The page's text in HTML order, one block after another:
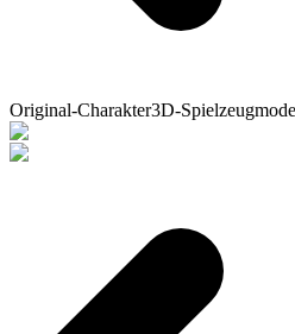
Original-Charakter3D-